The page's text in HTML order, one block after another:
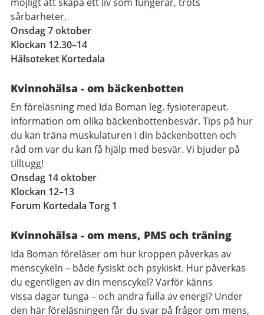
sårbarheter.
Onsdag 7 oktober
Klockan 12.30–14
Hälsoteket Kortedala
Kvinnohälsa - om bäckenbotten
En föreläsning med Ida Boman leg. fysioterapeut.
Information om olika bäckenbottenbesvär. Tips på hur
du kan träna muskulaturen i din bäckenbotten och
råd om var du kan få hjälp med besvär. Vi bjuder på
tilltugg!
Onsdag 14 oktober
Klockan 12–13
Forum Kortedala Torg 1
Kvinnohälsa - om mens, PMS och träning
Ida Boman föreläser om hur kroppen påverkas av
menscykeln – både fysiskt och psykiskt. Hur påverkas
du egentligen av din menscykel? Varför känns
vissa dagar tunga – och andra fulla av energi? Under
den här föreläsningen får du svar på frågor om mens,